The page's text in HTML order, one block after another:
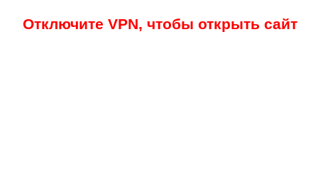
Отключите VPN, чтобы открыть сайт